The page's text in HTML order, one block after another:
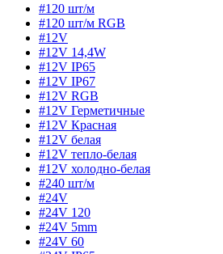
#120 шт/м
#120 шт/м RGB
#12V
#12V 14,4W
#12V IP65
#12V IP67
#12V RGB
#12V Герметичные
#12V Красная
#12V белая
#12V тепло-белая
#12V холодно-белая
#240 шт/м
#24V
#24V 120
#24V 5mm
#24V 60